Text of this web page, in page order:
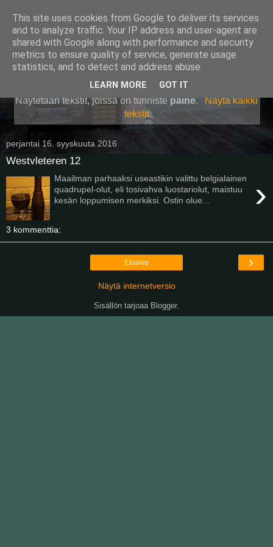
Pullollinen
Näytetään tekstit, joissa on tunniste paine.
Näytä kaikki
tekstit
perjantai 16. syyskuuta 2016
Westvleteren 12
›
Maailman parhaaksi useastikin valittu belgialainen
quadrupel-olut, eli tosivahva luostariolut, maistuu
kesän loppumisen merkiksi. Ostin olue...
3 kommenttia:
›
Etusivu
Näytä internetversio
Sisällön tarjoaa Blogger.
This site uses cookies from Google to deliver its services
and to analyze traffic. Your IP address and user-agent are
shared with Google along with performance and security
metrics to ensure quality of service, generate usage
statistics, and to detect and address abuse.
LEARN MORE GOT IT